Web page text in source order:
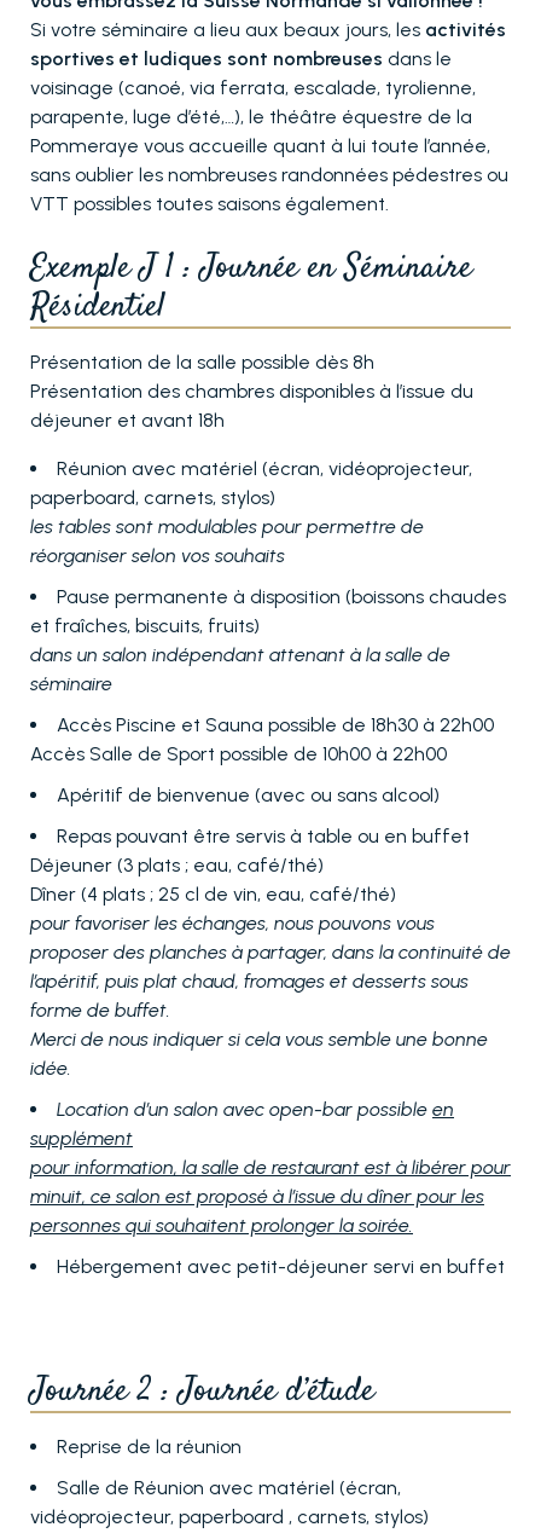
Si votre séminaire a lieu aux beaux jours, les activités
sportives et ludiques sont nombreuses dans le
voisinage (canoé, via ferrata, escalade, tyrolienne,
parapente, luge d’été,…), le théâtre équestre de la
Pommeraye vous accueille quant à lui toute l’année,
sans oublier les nombreuses randonnées pédestres ou
VTT possibles toutes saisons également.
Exemple J 1 : Journée en Séminaire
Résidentiel
Présentation de la salle possible dès 8h
Présentation des chambres disponibles à l’issue du
déjeuner et avant 18h
Réunion avec matériel (écran, vidéoprojecteur,
paperboard, carnets, stylos)
les tables sont modulables pour permettre de
réorganiser selon vos souhaits
Pause permanente à disposition (boissons chaudes
et fraîches, biscuits, fruits)
dans un salon indépendant attenant à la salle de
séminaire
Accès Piscine et Sauna possible de 18h30 à 22h00
Accès Salle de Sport possible de 10h00 à 22h00
Apéritif de bienvenue (avec ou sans alcool)
Repas pouvant être servis à table ou en buffet
Déjeuner (3 plats ; eau, café/thé)
Dîner (4 plats ; 25 cl de vin, eau, café/thé)
pour favoriser les échanges, nous pouvons vous
proposer des planches à partager, dans la continuité de
l’apéritif, puis plat chaud, fromages et desserts sous
forme de buffet.
Merci de nous indiquer si cela vous semble une bonne
idée.
Location d’un salon avec open-bar possible en
supplément
pour information, la salle de restaurant est à libérer pour
minuit, ce salon est proposé à l’issue du dîner pour les
personnes qui souhaitent prolonger la soirée.
Hébergement avec petit-déjeuner servi en buffet
Journée 2 : Journée d’étude
Reprise de la réunion
Salle de Réunion avec matériel (écran,
vidéoprojecteur, paperboard , carnets, stylos)